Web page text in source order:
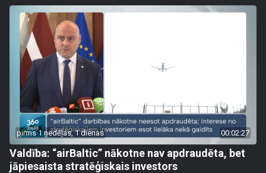
pirms 1 nedēļas, 1 dienas 00:02:27
Valdība: “airBaltic” nākotne nav apdraudēta, bet
jāpiesaista stratēģiskais investors